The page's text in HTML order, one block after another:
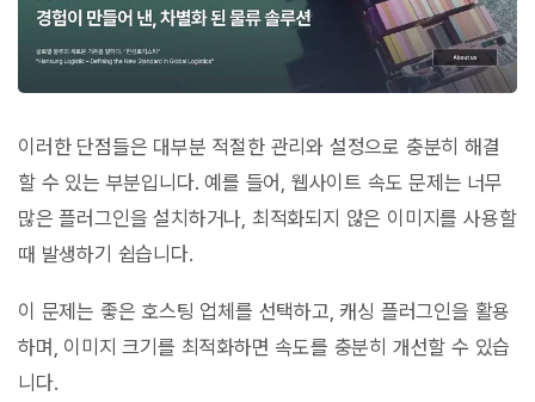
이러한 단점들은 대부분 적절한 관리와 설정으로 충분히 해결
할 수 있는 부분입니다. 예를 들어, 웹사이트 속도 문제는 너무
많은 플러그인을 설치하거나, 최적화되지 않은 이미지를 사용할
때 발생하기 쉽습니다.
이 문제는 좋은 호스팅 업체를 선택하고, 캐싱 플러그인을 활용
하며, 이미지 크기를 최적화하면 속도를 충분히 개선할 수 있습
니다.